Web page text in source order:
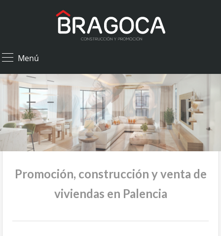
Menú
Promoción, construcción y venta de
viviendas en Palencia